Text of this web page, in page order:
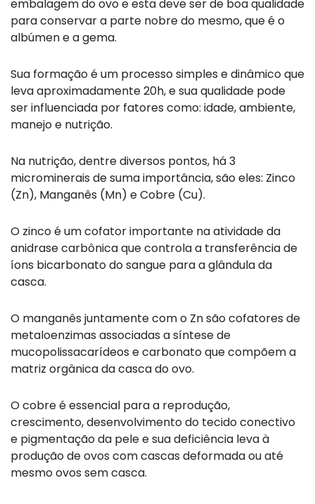
embalagem do ovo e esta deve ser de boa qualidade
para conservar a parte nobre do mesmo, que é o
albúmen e a gema.
Sua formação é um processo simples e dinâmico que
leva aproximadamente 20h, e sua qualidade pode
ser influenciada por fatores como: idade, ambiente,
manejo e nutrição.
Na nutrição, dentre diversos pontos, há 3
microminerais de suma importância, são eles: Zinco
(Zn), Manganês (Mn) e Cobre (Cu).
O zinco é um cofator importante na atividade da
anidrase carbônica que controla a transferência de
íons bicarbonato do sangue para a glândula da
casca.
O manganês juntamente com o Zn são cofatores de
metaloenzimas associadas a síntese de
mucopolissacarídeos e carbonato que compõem a
matriz orgânica da casca do ovo.
O cobre é essencial para a reprodução,
crescimento, desenvolvimento do tecido conectivo
e pigmentação da pele e sua deficiência leva à
produção de ovos com cascas deformada ou até
mesmo ovos sem casca.